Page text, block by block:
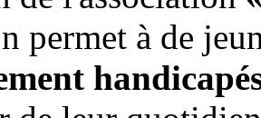
permet à de